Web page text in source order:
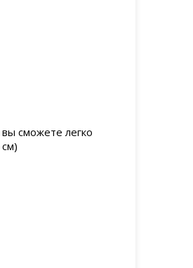
сможете легко